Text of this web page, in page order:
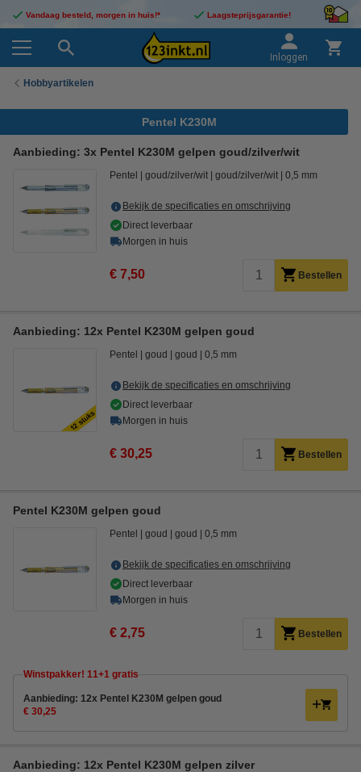
Vandaag besteld, morgen in huis!* Laagsteprijsgarantie!
Inloggen
Hobbyartikelen
Pentel K230M
Aanbieding: 3x Pentel K230M gelpen goud/zilver/wit
Pentel goud/zilver/wit goud/zilver/wit 0,5 mm
Bekijk de specificaties en omschrijving
Direct leverbaar
Morgen in huis
€ 7,50 Bestellen
Aanbieding: 12x Pentel K230M gelpen goud
Pentel goud goud 0,5 mm
Bekijk de specificaties en omschrijving
Direct leverbaar
Morgen in huis
€ 30,25 Bestellen
Pentel K230M gelpen goud
Pentel goud goud 0,5 mm
Bekijk de specificaties en omschrijving
Direct leverbaar
Morgen in huis
€ 2,75 Bestellen
Winstpakker! 11+1 gratis
Aanbieding: 12x Pentel K230M gelpen goud
€ 30,25
Aanbieding: 12x Pentel K230M gelpen zilver